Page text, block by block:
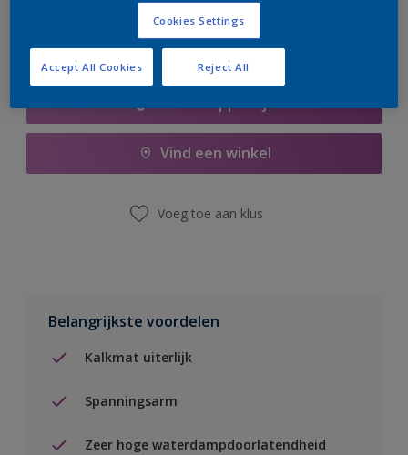
Vind een winkel
Voeg toe aan klus
Belangrijkste voordelen
Kalkmat uiterlijk
Spanningsarm
Zeer hoge waterdampdoorlatendheid
Cookies Settings
Reject All
Accept All Cookies